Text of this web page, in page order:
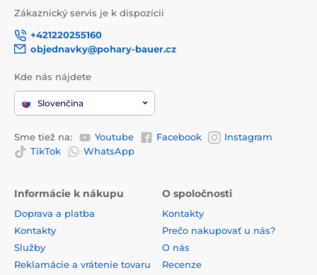
Zákaznický servis je k dispozícii
+421220255160
objednavky@pohary-bauer.cz
Kde nás nájdete
Slovenčina
Sme tiež na: Youtube Facebook
Instagram
TikTok
WhatsApp
Informácie k nákupu
Doprava a platba
Kontakty
Služby
Reklamácie a vrátenie tovaru
O spoločnosti
Kontakty
Prečo nakupovať u nás?
O nás
Recenze